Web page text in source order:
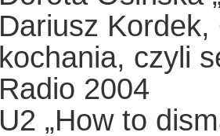
Dariusz Kordek,
kochania, czyli
Radio 2004
U2 „How to